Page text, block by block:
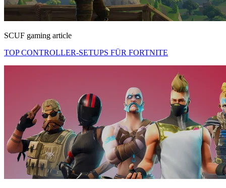
SCUF gaming article
TOP CONTROLLER-SETUPS FÜR FORTNITE